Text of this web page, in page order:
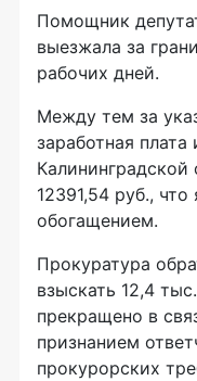
Помощник
выезжала за
рабочих дней.
Между тем за
заработная
12391,54 руб.,
обогащением.
Прокуратура
взыскать 12,4
прекращено в
признанием
прокурорских